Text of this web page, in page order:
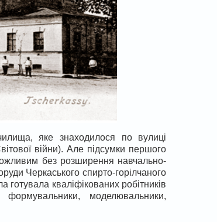
яке знаходилося по вулиці
війни). Але підсумки першого
без розширення навчально-
Черкаського спирто-горілчаного
готувала кваліфікованих робітників
моделювальники,